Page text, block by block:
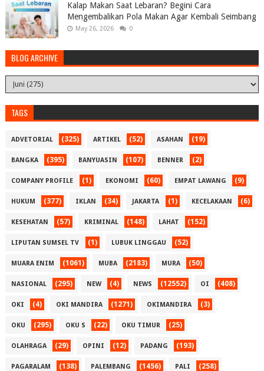
Kalap Makan Saat Lebaran? Begini Cara
Mengembalikan Pola Makan Agar Kembali Seimbang
May 26, 2026 0
BLOG ARCHIVE
TAGS
ADVETORIAL (325) ARTIKEL (52) ASAHAN (19)
BANGKA (395) BANYUASIN (107) BENNER (2)
COMPANY PROFILE (1) EKONOMI (60) EMPAT LAWANG (9)
HUKUM (377) IKLAN (34) JAKARTA (1) KECELAKAAN (6)
KESEHATAN (57) KRIMINAL (148) LAHAT (152)
LIPUTAN SUMSEL TV (1) LUBUK LINGGAU (52)
MUARA ENIM (1061) MUBA (2183) MURA (50)
NASIONAL (295) NEW (4) NEWS (12552) OI (408)
OKI (4) OKI MANDIRA (1271) OKIMANDIRA (3)
OKU (295) OKU S (22) OKU TIMUR (25)
OLAHRAGA (29) OPINI (12) PADANG (193)
PAGARALAM (138) PALEMBANG (1456) PALI (258)